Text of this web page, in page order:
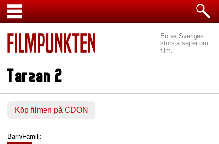
En av Sveriges
största sajter om
film.
Tarzan 2
Köp filmen på CDON
Barn/Familj: